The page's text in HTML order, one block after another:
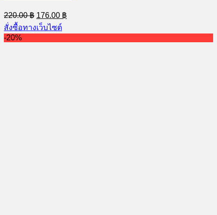
220.00฿ Original
price
was:
220.00 ฿.
176.00 ฿
price
176.00 ฿.
สั่งซื้อทางเว็บไซต์
-20%